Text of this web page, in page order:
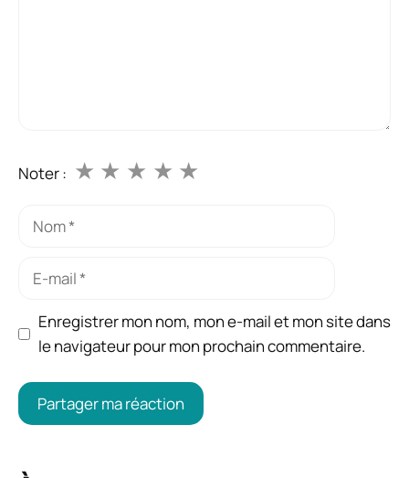
Noter : ★
★
★
★
★
Nom
Enregistrer mon nom, mon e-mail et mon site dans
le navigateur pour mon prochain commentaire.